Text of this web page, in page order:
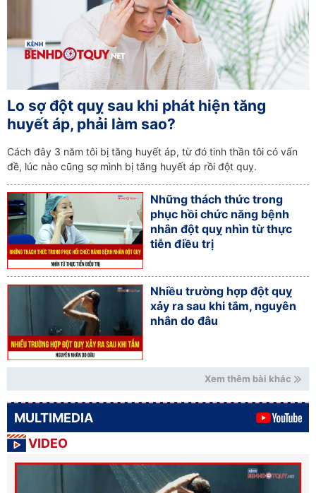
Lo sợ đột quỵ sau khi phát hiện tăng
huyết áp, phải làm sao?
Cách đây 3 năm tôi bị tăng huyết áp, từ đó tinh thần tôi có vấn
đề, lúc nào cũng sợ mình bị tăng huyết áp rồi đột quỵ.
Những thách thức trong
phục hồi chức năng bệnh
nhân đột quỵ nhìn từ thực
tiễn điều trị
Nhiều trường hợp đột quỵ
xảy ra sau khi tắm, nguyên
nhân do đâu
Xem thêm bài khác
MULTIMEDIA
VIDEO